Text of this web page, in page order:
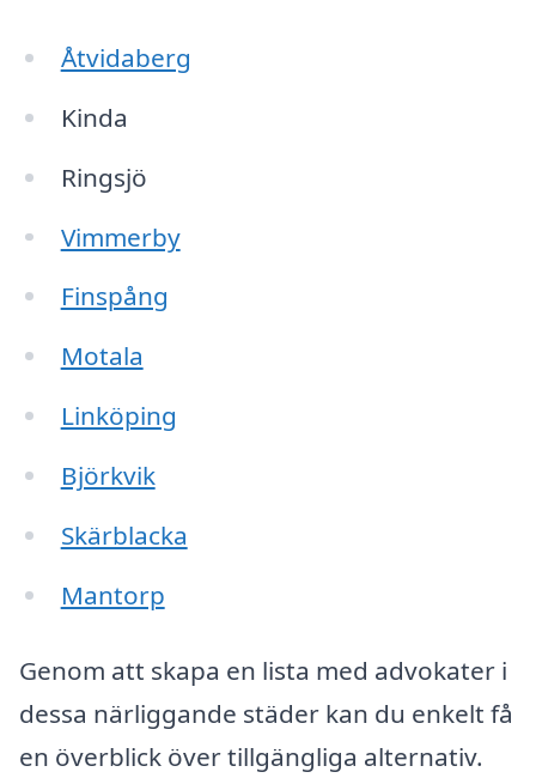
Åtvidaberg
Kinda
Ringsjö
Vimmerby
Finspång
Motala
Linköping
Björkvik
Skärblacka
Mantorp
Genom att skapa en lista med advokater i
dessa närliggande städer kan du enkelt få
en överblick över tillgängliga alternativ.